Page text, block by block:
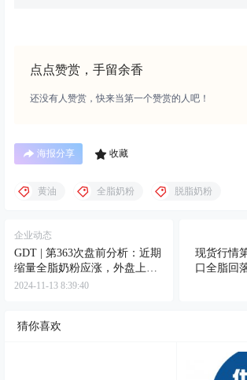
点点赞赏，手留余香
还没有人赞赏，快来当第一个赞赏的人吧！
海报分享 收藏
黄油 全脂奶粉 脱脂奶粉
企业动态
GDT | 第363次盘前分析：近期
缩量全脂奶粉应涨，外盘上行
脱脂奶粉料升
2024-11-13 8:39:40
现货行情
口全脂回
猜你喜欢